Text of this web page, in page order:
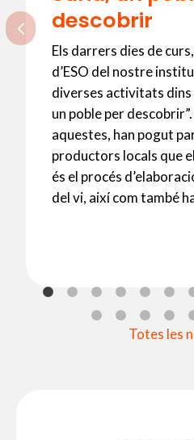
descobrir
Els darrers dies de
d’ESO del nostre
diverses activitats dins
un poble per
aquestes, han pogut
productors locals que
és el procés
del vi, així com també
Totes les